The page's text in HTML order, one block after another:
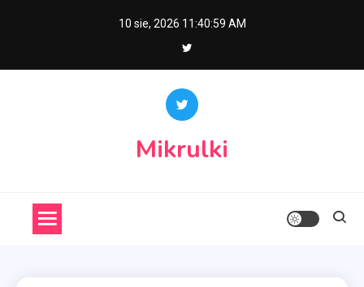
10 sie, 2026 11:41:00 AM
Mikrulki